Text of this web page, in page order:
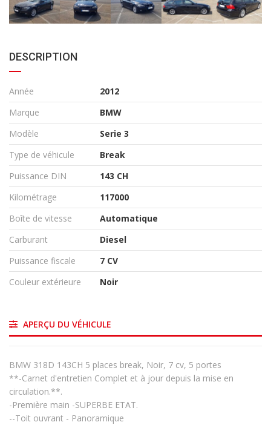
DESCRIPTION
Année
2012
Marque
BMW
Modèle
Serie 3
Type de véhicule
Break
Puissance DIN
143 CH
Kilométrage
117000
Boîte de vitesse
Automatique
Carburant
Diesel
Puissance fiscale
7 CV
Couleur extérieure
Noir
APERÇU DU VÉHICULE
BMW 318D 143CH 5 places break, Noir, 7 cv, 5 portes
**-Carnet d'entretien Complet et à jour depuis la mise en
circulation.**.
-Première main -SUPERBE ETAT.
--Toit ouvrant - Panoramique